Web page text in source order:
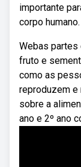
importante
corpo
Webas partes
fruto e
como as
reproduzem e
sobre a
ano e 2º ano